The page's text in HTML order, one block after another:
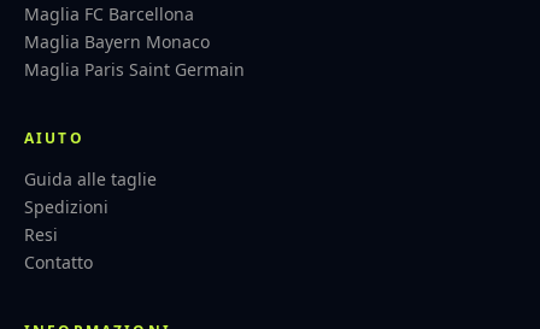
Maglia FC Barcellona
Maglia Bayern Monaco
Maglia Paris Saint Germain
AIUTO
Guida alle taglie
Spedizioni
Resi
Contatto